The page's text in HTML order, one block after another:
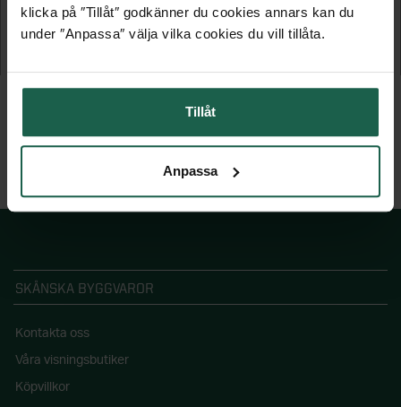
klicka på ″Tillåt″ godkänner du cookies annars kan du
under ″Anpassa″ välja vilka cookies du vill tillåta.
Tillåt
Anpassa
SKÅNSKA BYGGVAROR
Kontakta oss
Våra visningsbutiker
Köpvillkor